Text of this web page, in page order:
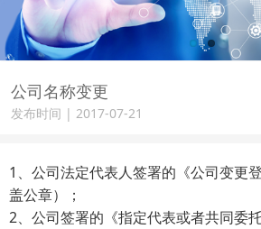
公司名称变更
发布时间 | 2017-07-21
1 、公司法定代表人签署的《公司变更
盖公章）；
2、公司签署的《指定代表或者共同委